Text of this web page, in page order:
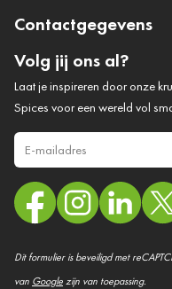
Contactgegevens
Volg jij ons al?
Laat je inspireren door onze
Spices voor een wereld vol
Dit formulier is beveiligd met
van Googlezijn van toepassing.